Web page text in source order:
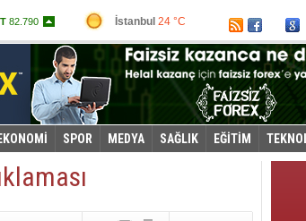
82.790
97,867
2,8921
İstanbul 24 °C
Ankara15 °C
EKONOMİ SPOR MEDYA SAĞLIK EĞİTİM